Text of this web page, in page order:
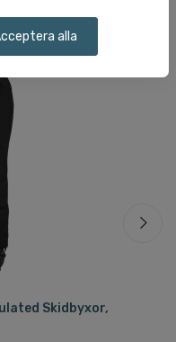
alla
Skidbyxor,